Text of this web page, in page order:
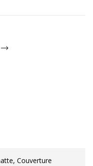
Couverture